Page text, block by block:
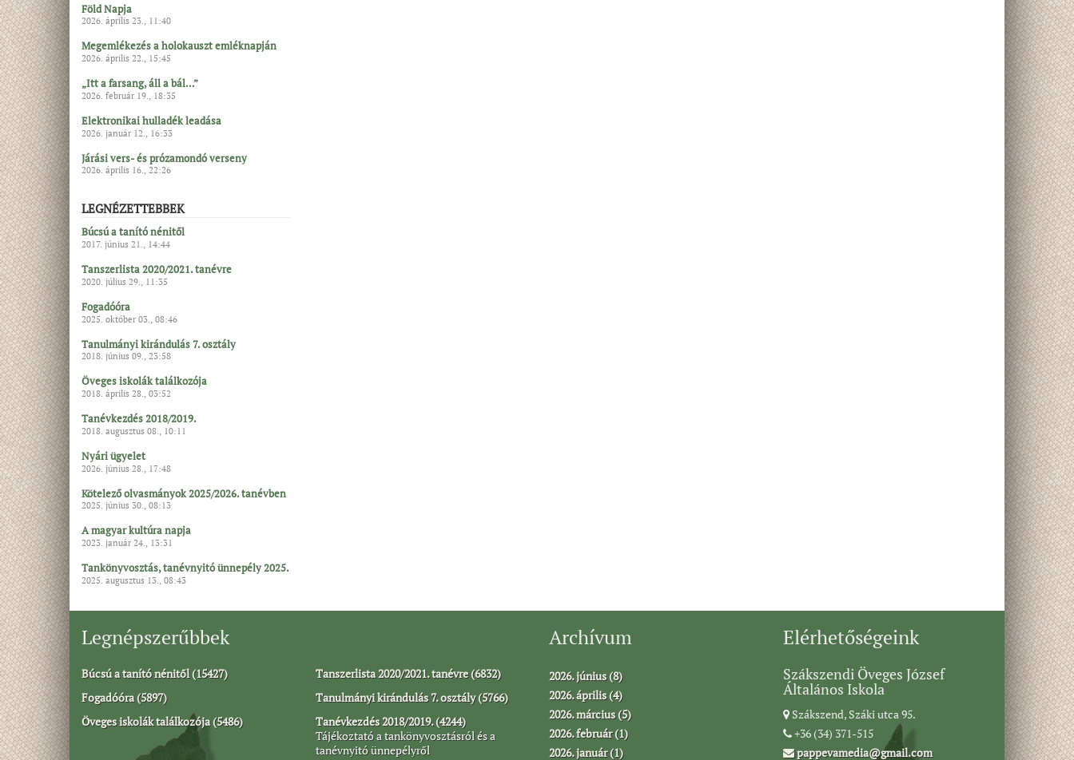
Föld Napja
2026. április 23., 11:40
Megemlékezés a holokauszt emléknapján
2026. április 22., 15:45
„Itt a farsang, áll a bál…”
2026. február 19., 18:35
Elektronikai hulladék leadása
2026. január 12., 16:33
Járási vers- és prózamondó verseny
2026. április 16., 22:26
LEGNÉZETTEBBEK
Búcsú a tanító nénitől
2017. június 21., 14:44
Tanszerlista 2020/2021. tanévre
2020. július 29., 11:35
Fogadóóra
2025. október 03., 08:46
Tanulmányi kirándulás 7. osztály
2018. június 09., 23:58
Öveges iskolák találkozója
2018. április 28., 03:52
Tanévkezdés 2018/2019.
2018. augusztus 08., 10:11
Nyári ügyelet
2026. június 28., 17:48
Kötelező olvasmányok 2025/2026. tanévben
2025. június 30., 08:13
A magyar kultúra napja
2023. január 24., 13:31
Tankönyvosztás, tanévnyitó ünnepély 2025.
2025. augusztus 13., 08:43
Legnépszerűbbek
Búcsú a tanító nénitől (15427)
Fogadóóra (5897)
Öveges iskolák találkozója (5486)
Tanszerlista 2020/2021. tanévre (6832)
Tanulmányi kirándulás 7. osztály (5766)
Tanévkezdés 2018/2019. (4244)
Tájékoztató a tankönyvosztásról és a
tanévnyitó ünnepélyről
Archívum
2026. június (8)
2026. április (4)
2026. március (5)
2026. február (1)
2026. január (1)
Elérhetőségeink
Szákszendi Öveges József
Általános Iskola
Szákszend, Száki utca 95.
+36 (34) 371-515
pappevamedia@gmail.com